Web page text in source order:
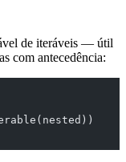
de iteráveis — útil
com antecedência: